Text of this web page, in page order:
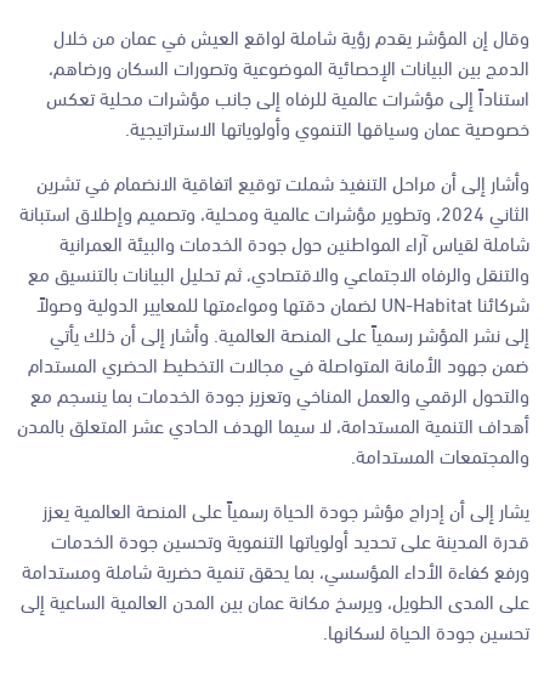
وقال إن المؤشر يقدم رؤية شاملة لواقع العيش في عمان من خلال
الدمج بين البيانات الإحصائية الموضوعية وتصورات السكان ورضاهم،
استناداً إلى مؤشرات عالمية للرفاه إلى جانب مؤشرات محلية تعكس
خصوصية عمان وسياقها التنموي وأولوياتها الاستراتيجية.
وأشار إلى أن مراحل التنفيذ شملت توقيع اتفاقية الانضمام في تشرين
الثاني 2024، وتطوير مؤشرات عالمية ومحلية، وتصميم وإطلاق استبانة
شاملة لقياس آراء المواطنين حول جودة الخدمات والبيئة العمرانية
والتنقل والرفاه الاجتماعي والاقتصادي، ثم تحليل البيانات بالتنسيق مع
شركائنا UN-Habitat لضمان دقتها ومواءمتها للمعايير الدولية وصولاً
إلى نشر المؤشر رسمياً على المنصة العالمية. وأشار إلى أن ذلك يأتي
ضمن جهود الأمانة المتواصلة في مجالات التخطيط الحضري المستدام
والتحول الرقمي والعمل المناخي وتعزيز جودة الخدمات بما ينسجم مع
أهداف التنمية المستدامة، لا سيما الهدف الحادي عشر المتعلق بالمدن
والمجتمعات المستدامة.
يشار إلى أن إدراج مؤشر جودة الحياة رسمياً على المنصة العالمية يعزز
قدرة المدينة على تحديد أولوياتها التنموية وتحسين جودة الخدمات
ورفع كفاءة الأداء المؤسسي، بما يحقق تنمية حضرية شاملة ومستدامة
على المدى الطويل، ويرسخ مكانة عمان بين المدن العالمية الساعية إلى
تحسين جودة الحياة لسكانها.